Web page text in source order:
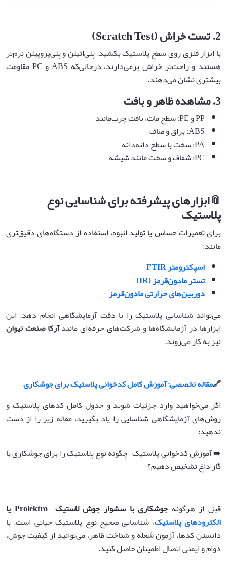
2. تست خراش(Scratch Test)
با ابزار فلزی روی سطح پلاستیک بکشید. پلی‌اتیلن و پلی‌پروپیلن نرم‌تر
هستند و راحت‌تر خراش برمی‌دارند، درحالی‌که ABS و PC مقاومت
بیشتری نشان می‌دهند.
3. مشاهده ظاهر و بافت
PP و PE: سطح مات، بافت چرب‌مانند
ABS: براق و صاف
PA: سخت با سطح دانه‌دانه
PC: شفاف و سخت مانند شیشه
📎ابزارهای پیشرفته برای شناسایی نوع
پلاستیک
برای تعمیرات حساس یا تولید انبوه، استفاده از دستگاه‌های دقیق‌تری
مانند:
اسپکترومتر
تستر مادون‌قرمز(IR)
دوربین‌های حرارتی مادون‌قرمز
می‌تواند شناسایی پلاستیک را با دقت آزمایشگاهی انجام دهد. این
ابزارها در آزمایشگاه‌ها و شرکت‌های حرفه‌ای مانندآرکا صنعت تیوان
نیز به کار می‌روند.
🔗مقاله تخصصی: آموزش کامل کدخوانی پلاستیک برای جوشکاری
اگر می‌خواهید وارد جزئیات شوید و جدول کامل کدهای پلاستیک و
روش‌های آزمایشگاهی شناسایی را یاد بگیرید، مقاله زیر را از دست
ندهید:
➡️ آموزش کدخوانی پلاستیک | چگونه نوع پلاستیک را برای جوشکاری با
گاز داغ تشخیص دهیم؟
قبل از هرگونه جوشکاری با سشوار جوش لاستیک Prolektro
یا
الکترودهای پلاستیک، شناسایی صحیح نوع پلاستیک حیاتی است. با
دانستن کدها، آزمون شعله و شناخت ظاهر، می‌توانید از کیفیت جوش،
دوام و ایمنی اتصال اطمینان حاصل کنید.